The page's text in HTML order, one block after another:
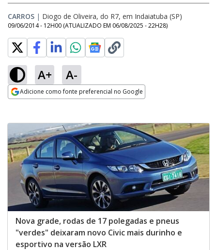
CARROS | Diogo de Oliveira, do R7, em Indaiatuba (SP)
09/06/2014 - 12H00 (ATUALIZADO EM 06/08/2025 - 22H28)
A+ A-
Adicione como fonte preferencial no Google
Nova grade, rodas de 17 polegadas e pneus
"verdes" deixaram novo Civic mais durinho e
esportivo na versão LXR